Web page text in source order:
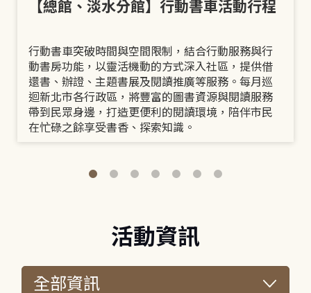
【總館、淡水分館】行動書車活動行程
行動書車突破時間與空間限制，結合行動服務與行
動書房功能，以靈活機動的方式深入社區，提供借
還書、辦證、主題書展及閱讀推廣等服務。每月巡
迴新北市各行政區，將豐富的圖書資源與閱讀服務
帶到民眾身邊，打造更便利的閱讀環境，陪伴市民
在忙碌之餘享受書香、探索知識。
活動資訊